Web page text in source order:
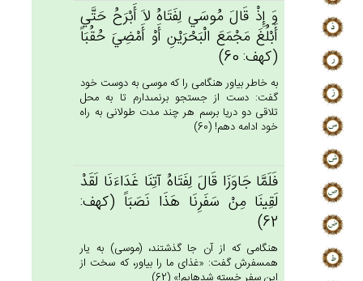
وَ إِذْ قَال‌َ مُوسَي‌ لِفَتَاه‌ُ لاَ أَبْرَح‌ُ حَتَّي‌
أَبْلُغ‌َ مَجْمَع‌َ الْبَحْرَيْن‌ِ أَوْ أَمْضِي‌َ حُقُبَاً
(كهف: 60)
به خاطر بياور هنگامى را كه موسى به دوست خود
گفت: دست از جستجو برنمى‏دارم تا به محل
تلاقى دو دريا برسم هر چند مدت طولانى به راه
خود ادامه دهم! (60)
فَلَمَّا جَاوَزَا قَال‌َ لِفَتَاه‌ُ آتِنَا غَدَاءَنَا لَقَدْ
لَقِينَا مِنْ‌ سَفَرِنَا هَذَا نَصَبَاً (كهف:
62)
هنگامى كه از آن جا گذشتند، (موسى) به يار
همسفرش گفت: «غذاى ما را بياور، كه سخت از